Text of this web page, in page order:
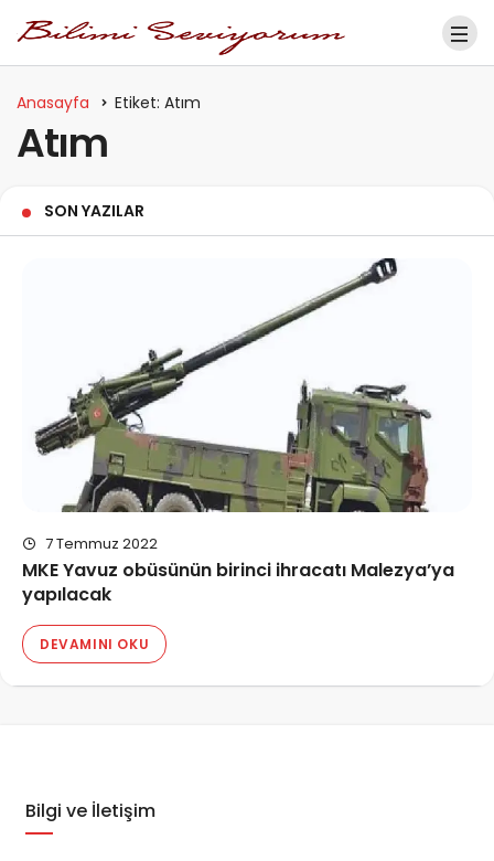
Anasayfa Etiket: Atım
Atım
SON YAZILAR
7 Temmuz 2022
MKE Yavuz obüsünün birinci ihracatı Malezya’ya
yapılacak
DEVAMINI OKU
Bilgi ve İletişim